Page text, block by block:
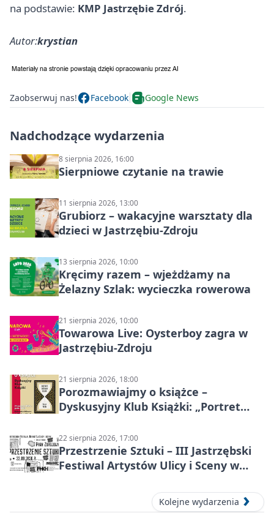
na podstawie: KMP Jastrzębie Zdrój.
Autor:krystian
Zaobserwuj nas! Facebook Google News
Nadchodzące wydarzenia
8 sierpnia 2026, 16:00
Sierpniowe czytanie na trawie
11 sierpnia 2026, 13:00
Grubiorz – wakacyjne warsztaty dla
dzieci w Jastrzębiu-Zdroju
13 sierpnia 2026, 10:00
Kręcimy razem – wjeżdżamy na
Żelazny Szlak: wycieczka rowerowa
21 sierpnia 2026, 10:00
Towarowa Live: Oysterboy zagra w
Jastrzębiu-Zdroju
21 sierpnia 2026, 18:00
Porozmawiajmy o książce –
Dyskusyjny Klub Książki: „Portret
22 sierpnia 2026, 17:00
Przestrzenie Sztuki – III Jastrzębski
Festiwal Artystów Ulicy i Sceny w
Kolejne wydarzenia